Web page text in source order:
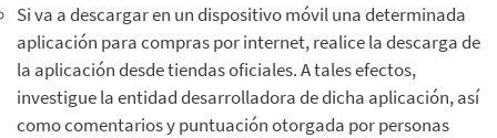
Si va a descargar en un dispositivo móvil una determinada
aplicación para compras por internet, realice la descarga de
la aplicacióndesde tiendas oficiales. A tales efectos,
investigue la entidad desarrolladora de dicha aplicación, así
como comentarios y puntuación otorgada por personas